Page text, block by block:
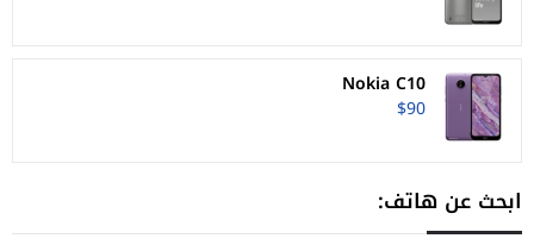
Nokia C10
$90
ابحث عن هاتف: